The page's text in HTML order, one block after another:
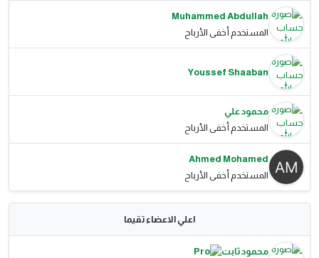
Muhammed Abdullah
المستخدم أخفى الأرباح
Youssef Shaaban
محمود علي
المستخدم أخفى الأرباح
Ahmed Mohamed
المستخدم أخفى الأرباح
اعلي الاعضاء تقيما
محمود ثابت